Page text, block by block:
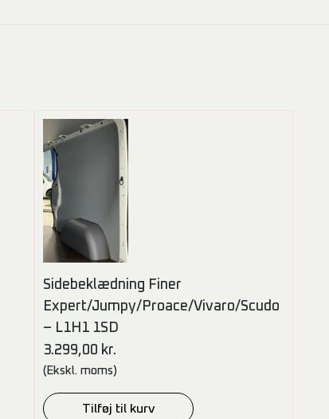
Sidebeklædning Finer
Expert/Jumpy/Proace/Vivaro/Scudo
– L1H1 1SD
3.299,00 kr.
(Ekskl. moms)
Tilføj til kurv